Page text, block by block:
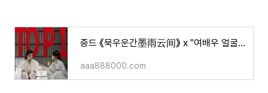
중드 《묵우운간墨雨云间》 x "여배우 얼굴의 중요성...!ㄷㄷ" (기사)
aaa888000.com